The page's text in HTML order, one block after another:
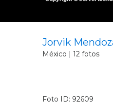
Jorvik
México | 12 fotos
Foto ID: 92609